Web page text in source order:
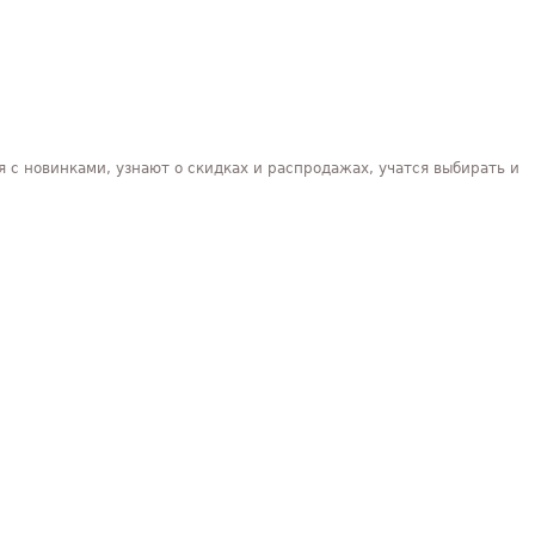
новинками, узнают о скидках и распродажах, учатся выбирать и